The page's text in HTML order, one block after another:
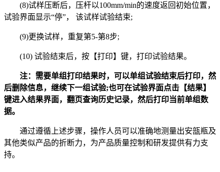
(8)试样压断后，压杆以100mm/min的速度返回初始位置，
试验界面显示“停”， 该试样试验结束;
(9)更换试样，重复第5-第8步;
(10) 试验结束后，按【打印】键，打印试验结果。
注：需要单组打印结果时，可以单组试验结束后打印，然
后删除信息，继续下一组试验;也可在试验界面点击【结果】
键进入结果界面，翻页查询历史记录，然后打印当前单组数
据。
通过遵循上述步骤，操作人员可以准确地测量出安瓿瓶及
其他类似产品的折断力，为产品质量控制和研发提供有力支
持。